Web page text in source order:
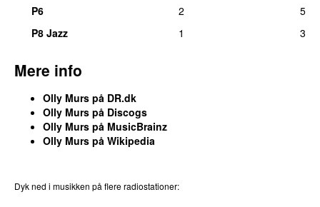
P6
2
5
P8 Jazz
1 3
Mere info
Olly Murs på DR.dk
Olly Murs på Discogs
Olly Murs på MusicBrainz
Olly Murs på Wikipedia
Dyk ned i musikken på flere radiostationer: